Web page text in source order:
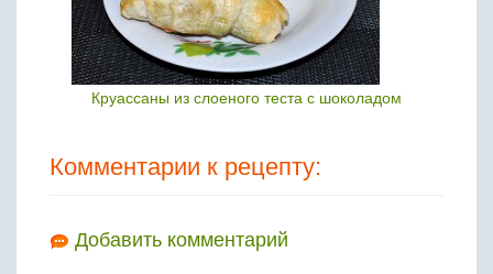
Круассаны из слоеного теста с шоколадом
Комментарии к рецепту:
Добавить комментарий